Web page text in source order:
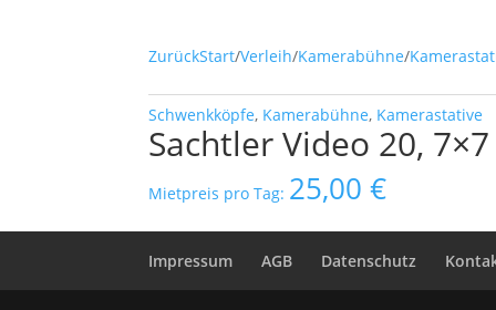
ZurückStart/Verleih/Kamerabühne/
Schwenkköpfe, Kamerabühne, Kamerastative
Sachtler Video 20, 7×7
Mietpreis pro Tag: 25,00€
Impressum AGB Datenschutz